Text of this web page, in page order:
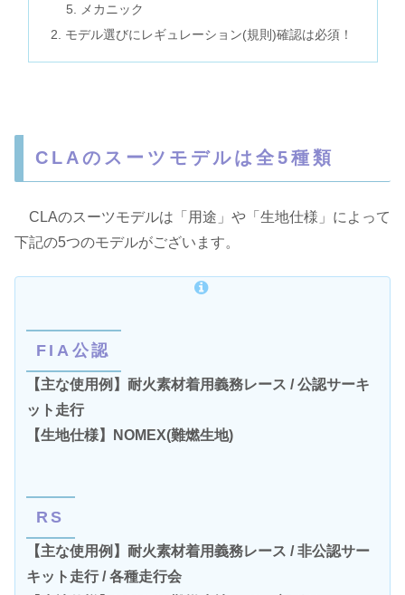
メカニック
モデル選びにレギュレーション(規則)確認は必須！
CLAのスーツモデルは全5種類
CLAのスーツモデルは「用途」や「生地仕様」によって
下記の5つのモデルがございます。
FIA公認
【主な使用例】耐火素材着用義務レース / 公認サーキ
ット走行
【生地仕様】NOMEX(難燃生地)
RS
【主な使用例】耐火素材着用義務レース / 非公認サー
キット走行 / 各種走行会